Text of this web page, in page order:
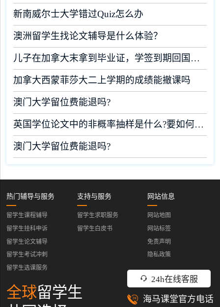
新南威尔士大学错过Quiz怎么办
澳洲留学生找论文辅导是什么体验？
儿子在加拿大末拿到毕业证，学签到期回国了有办法补救吗
加拿大西蒙菲莎大二上学期的成绩能撤课吗
澳门大学留位费能退吗?
英国学位论文中的非概率抽样是什么?要如何完成?
澳门大学留位费能退吗?
24h在线客服
海马课堂官方电话
热门辅导与服务
留学生课程辅导
留学生挂科申诉
留学生论文辅导
留学生考试冲刺
留学生选课服务
支持与服务
留学生求职服务
留学生白皮书
网站信息
网站地图
网站标签
免责声明
隐私政策
全球留学生